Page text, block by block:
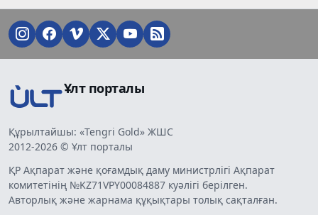
Ұлт порталы
Құрылтайшы: «Tengri Gold» ЖШС
2012-2026 © Ұлт порталы
ҚР Ақпарат және қоғамдық даму министрлігі Ақпарат
комитетінің №KZ71VPY00084887 куәлігі берілген.
Авторлық және жарнама құқықтары толық сақталған.